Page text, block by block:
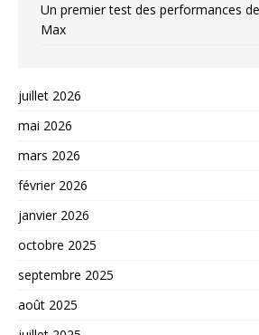
Un premier test des performances
Max
juillet 2026
mai 2026
mars 2026
février 2026
janvier 2026
octobre 2025
septembre 2025
août 2025